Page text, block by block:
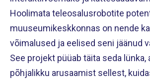
Hoolimata teleosalusrobotite
muuseumikeskkonnas on nende
võimalused ja eelised seni jäänud
See projekt püüab täita seda lünka,
põhjalikku arusaamist sellest,